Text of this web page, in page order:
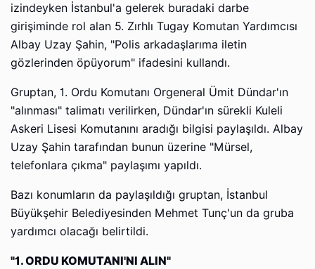
izindeyken İstanbul'a gelerek buradaki darbe
girişiminde rol alan 5. Zırhlı Tugay Komutan Yardımcısı
Albay Uzay Şahin, "Polis arkadaşlarıma iletin
gözlerinden öpüyorum" ifadesini kullandı.
Gruptan, 1. Ordu Komutanı Orgeneral Ümit Dündar'ın
"alınması" talimatı verilirken, Dündar'ın sürekli Kuleli
Askeri Lisesi Komutanını aradığı bilgisi paylaşıldı. Albay
Uzay Şahin tarafından bunun üzerine "Mürsel,
telefonlara çıkma" paylaşımı yapıldı.
Bazı konumların da paylaşıldığı gruptan, İstanbul
Büyükşehir Belediyesinden Mehmet Tunç'un da gruba
yardımcı olacağı belirtildi.
"1. ORDU KOMUTANI'NI ALIN"